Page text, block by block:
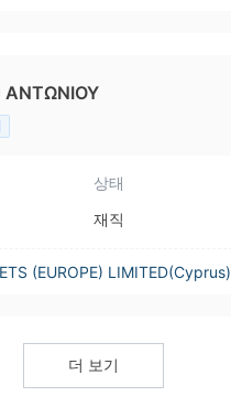
상태
재직
(EUROPE) LIMITED(Cyprus)
더 보기